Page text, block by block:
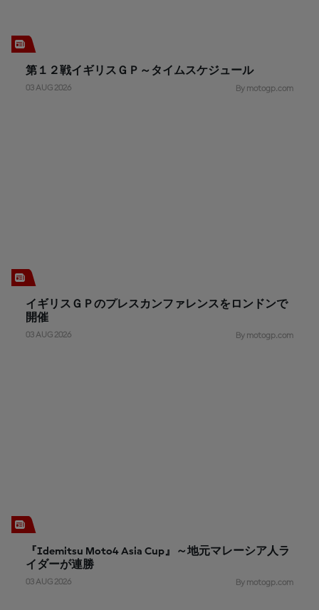
第１２戦イギリスＧＰ～タイムスケジュール
03 AUG 2026 By motogp.com
イギリスＧＰのプレスカンファレンスをロンドンで
開催
03 AUG 2026 By motogp.com
『Idemitsu Moto4 Asia Cup』～地元マレーシア人ラ
イダーが連勝
03 AUG 2026 By motogp.com